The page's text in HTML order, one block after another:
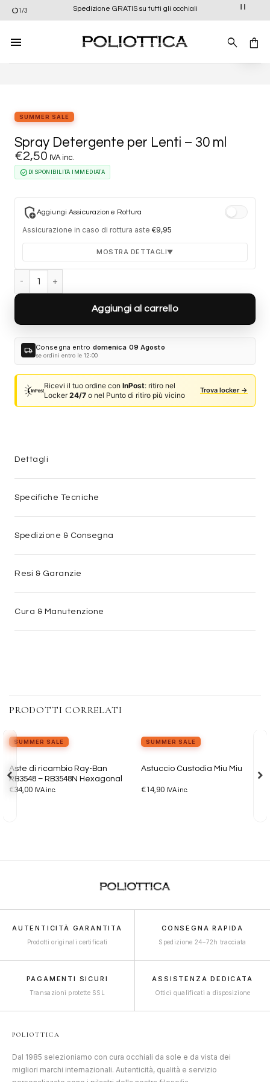
Salta
ai
contenuti
1/3 Spedizione GRATIS su tutti gli occhiali
SUMMER SALE
Spray Detergente per Lenti – 30 ml
€2,50 IVA inc.
check_circle DISPONIBILITÀ IMMEDIATA
add_moderatorAggiungi Assicurazione Rottura
Assicurazione in caso di rottura aste €9,95
MOSTRA DETTAGLI▼
Durata 12 mesi dalla consegna dell'ordine
accidentale
Ricambi originali e certificati del produttore
Spedizione espressa delle aste nuove
Clicca sulla card per attivare l'assicurazione. Se non clicchi, non
Aggiungi al carrello
local_shipping Consegna entro domenica 09 Agosto
se ordini entro le 12:00
Ricevi il tuo ordine conInPost: ritiro nel
Locker24/7 o nel Punto di ritiro più vicino
Trova locker →
Dettagli
Specifiche Tecniche
Spedizione & Consegna
Resi & Garanzie
Cura & Manutenzione
PRODOTTI CORRELATI
alla lista
dei
SUMMER SALE
Aste di ricambio Ray-Ban
RB3548 – RB3548N Hexagonal
€34,00 IVA inc.
Aggiungi
alla lista
SUMMER SALE
Astuccio Custodia Miu Miu
€14,90 IVA inc.
AUTENTICITÀ GARANTITA
Prodotti originali certificati
CONSEGNA RAPIDA
Spedizione 24–72h tracciata
PAGAMENTI SICURI
Transazioni protette SSL
ASSISTENZA DEDICATA
Ottici qualificati a disposizione
POLIOTTICA
Dal 1985 selezioniamo con cura occhiali da sole e da vista dei
migliori marchi internazionali. Autenticità, qualità e servizio